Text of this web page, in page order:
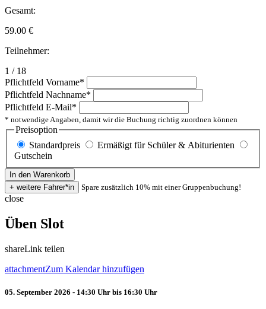
Gesamt:
59.00 €
Teilnehmer:
1 / 18
Pflichtfeld Vorname*
Pflichtfeld Nachname*
Pflichtfeld E-Mail*
* notwendige Angaben, damit wir die Buchung richtig zuordnen können
Preisoption
Standardpreis
Ermäßigt für Schüler & Abiturienten
Gutschein
Spare zusätzlich 10% mit einer Gruppenbuchung!
close
Üben Slot
shareLink teilen
attachmentZum Kalendar hinzufügen
05. September 2026 - 14:30 Uhr bis 16:30 Uhr